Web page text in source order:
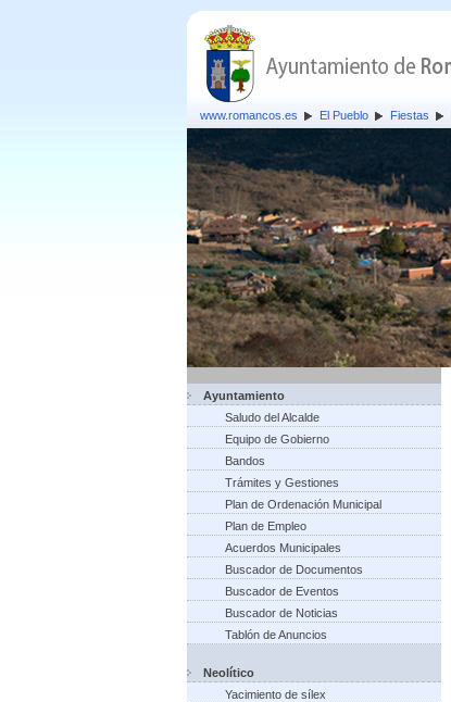
www.romancos.es El Pueblo Fiestas
Ayuntamiento
Saludo del Alcalde
Equipo de Gobierno
Bandos
Trámites y Gestiones
Plan de Ordenación Municipal
Plan de Empleo
Acuerdos Municipales
Buscador de Documentos
Buscador de Eventos
Buscador de Noticias
Tablón de Anuncios
Neolítico
Yacimiento de sílex